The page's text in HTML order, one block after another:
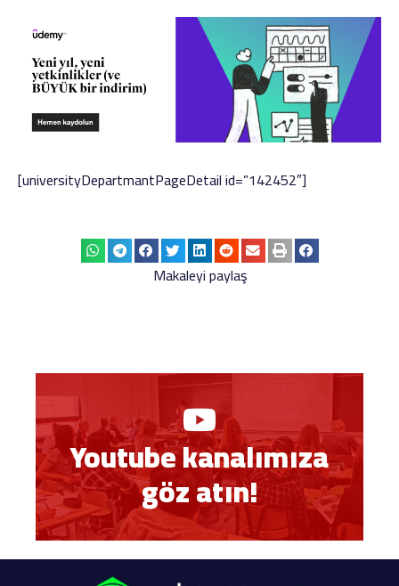
[universityDepartmantPageDetail id=”142452″]
Makaleyi paylaş
Youtube kanalımıza
göz atın!